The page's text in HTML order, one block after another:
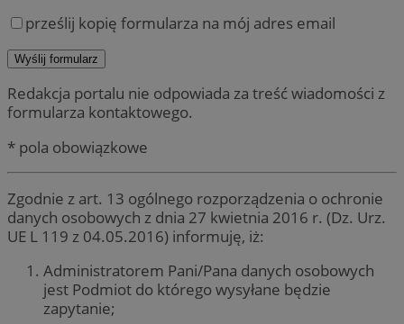
prześlij kopię formularza na mój adres email
Redakcja portalu nie odpowiada za treść wiadomości z
formularza kontaktowego.
* pola obowiązkowe
Zgodnie z art. 13 ogólnego rozporządzenia o ochronie
danych osobowych z dnia 27 kwietnia 2016 r. (Dz. Urz.
UE L 119 z 04.05.2016) informuję, iż:
Administratorem Pani/Pana danych osobowych
jest Podmiot do którego wysyłane będzie
zapytanie;